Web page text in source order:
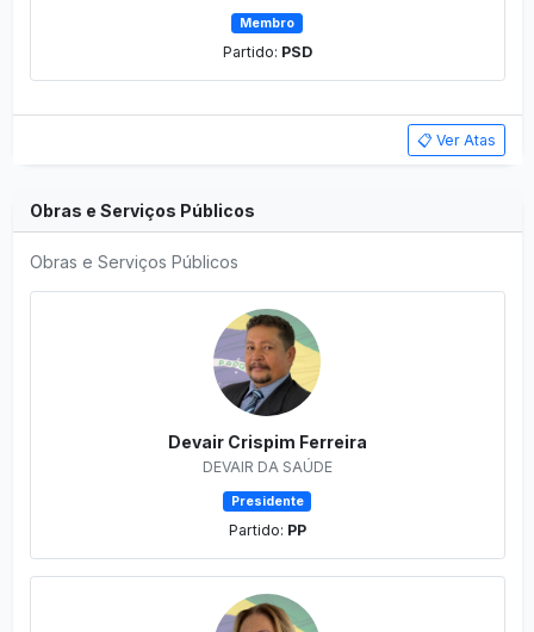
Membro
Partido: PSD
📋 Ver Atas
Obras e Serviços Públicos
Obras e Serviços Públicos
Devair Crispim Ferreira
DEVAIR DA SAÚDE
Presidente
Partido: PP